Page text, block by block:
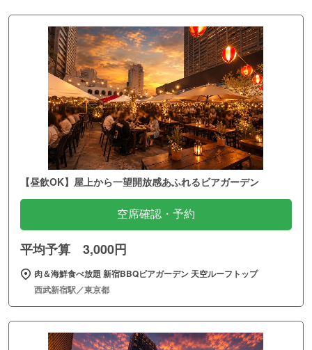
【昼飲OK】屋上から一望開放感あふれるビアガーデン
空席確認・予約
平均予算 3,000円
肉＆海鮮食べ放題 新宿BBQビアガーデン 天空ルーフトップ
西武新宿駅／東京都